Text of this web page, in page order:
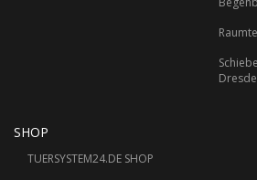
SHOP
TUERSYSTEM24.DE SHOP